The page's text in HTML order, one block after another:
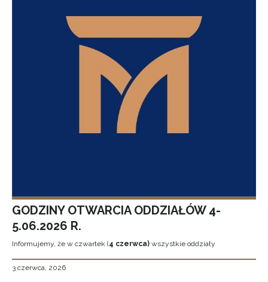
GODZINY OTWARCIA ODDZIAŁÓW 4-
5.06.2026 R.
Informujemy, że w czwartek (4 czerwca) wszystkie oddziały
3 czerwca, 2026